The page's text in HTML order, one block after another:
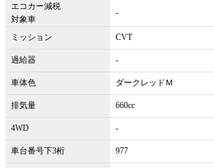
エコカー減税
対象車
-
ミッション CVT
過給器 -
車体色 ダークレッドＭ
排気量 660cc
4WD -
車台番号下3桁 977